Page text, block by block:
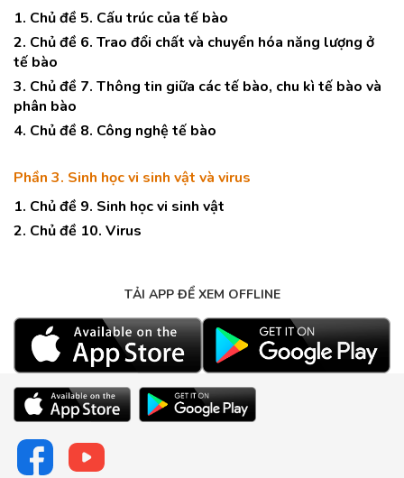
1. Chủ đề 5. Cấu trúc của tế bào
2. Chủ đề 6. Trao đổi chất và chuyển hóa năng lượng ở
tế bào
3. Chủ đề 7. Thông tin giữa các tế bào, chu kì tế bào và
phân bào
4. Chủ đề 8. Công nghệ tế bào
Phần 3. Sinh học vi sinh vật và virus
1. Chủ đề 9. Sinh học vi sinh vật
2. Chủ đề 10. Virus
TẢI APP ĐỂ XEM OFFLINE